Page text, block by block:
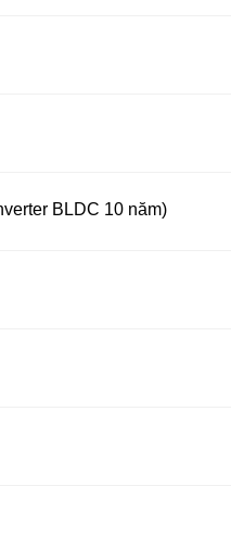
BLDC 10 năm)